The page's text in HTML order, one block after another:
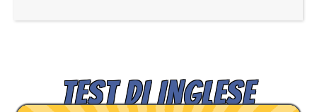
TEST DI INGLESE